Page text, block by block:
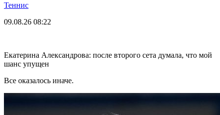
Теннис
09.08.26 08:22
Екатерина Александрова: после второго сета думала, что мой
шанс упущен
Все оказалось иначе.